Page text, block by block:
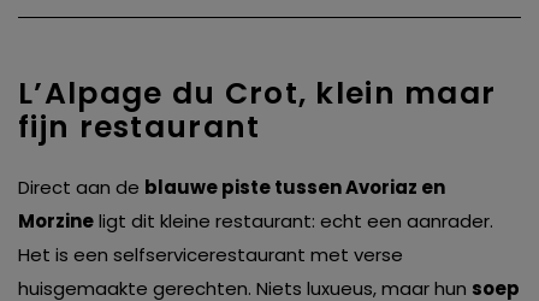
L’Alpage du Crot, klein maar
fijn restaurant
Direct aan de blauwe piste tussen Avoriaz en
Morzineligt dit kleine restaurant: echt een aanrader.
Het is een selfservicerestaurant met verse
huisgemaakte gerechten. Niets luxueus, maar hun soep